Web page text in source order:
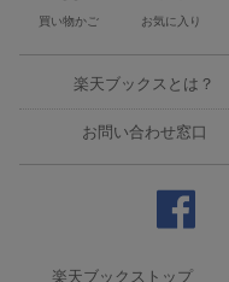
買い物かご お気に入り
楽天ブックスとは？
お問い合わせ窓口
楽天ブックストップ